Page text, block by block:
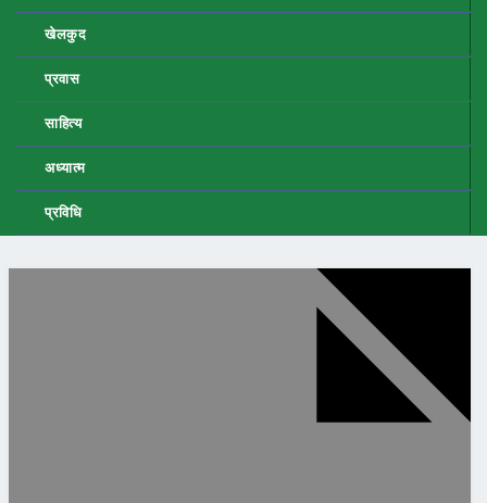
खेलकुद
प्रवास
साहित्य
अध्यात्म
प्रविधि